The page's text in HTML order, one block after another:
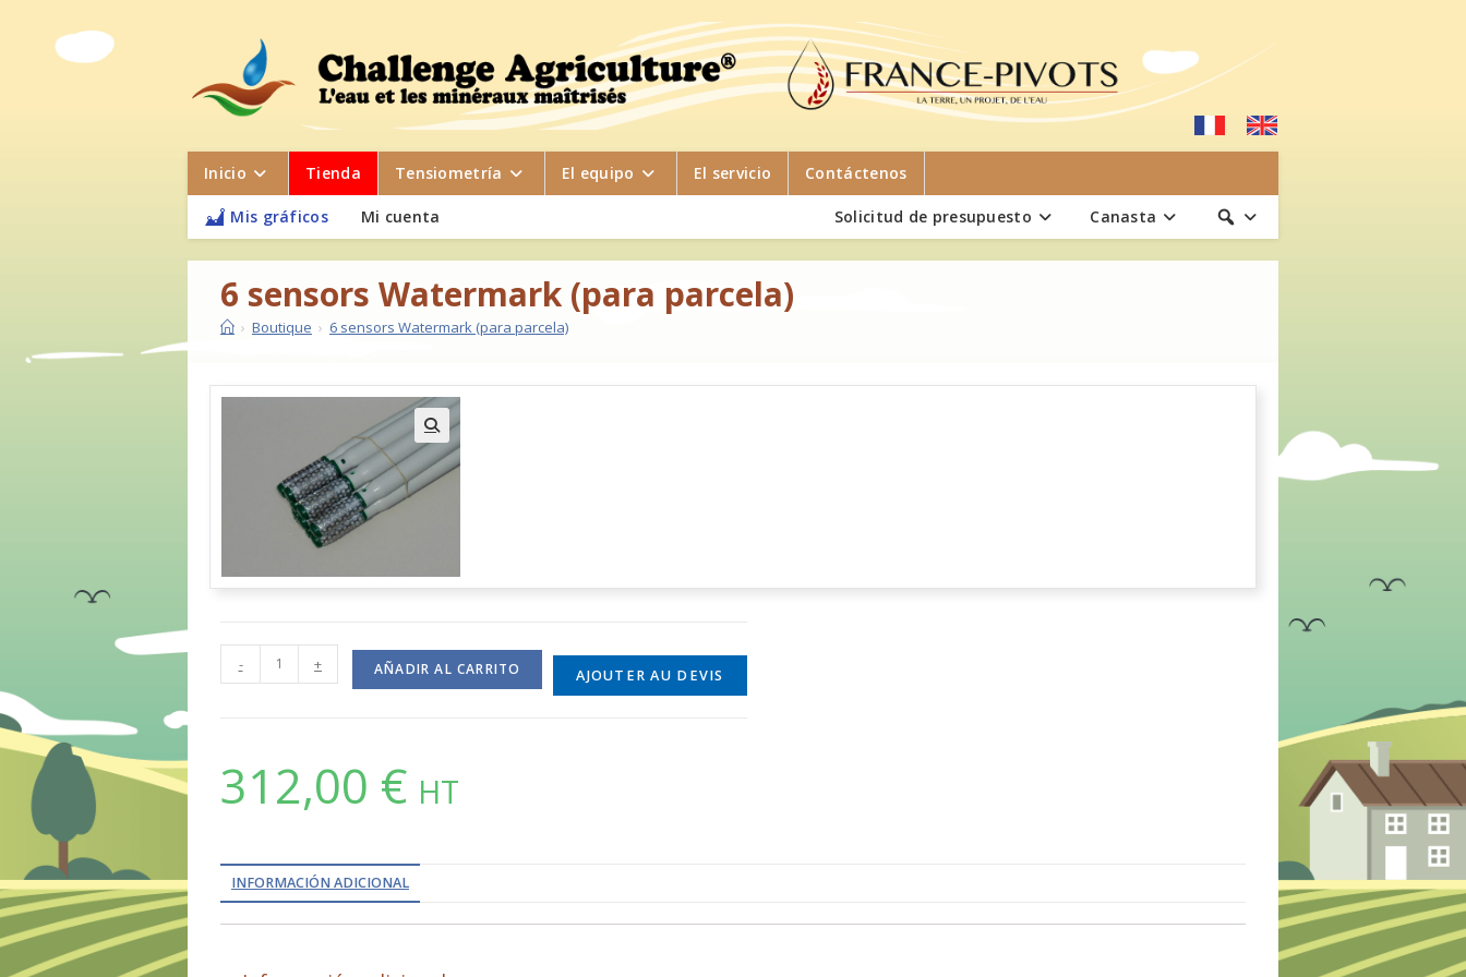
Inicio Tienda Tensiometría El equipo El servicio Contáctenos
Mis gráficos Mi cuenta Canasta
Solicitud de presupuesto
6 sensors Watermark (para parcela)
› Boutique › 6 sensors Watermark (para parcela)
🔍
- + AÑADIR AL CARRITO AJOUTER AU DEVIS
312,00 € HT
INFORMACIÓN ADICIONAL